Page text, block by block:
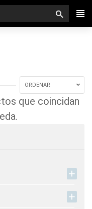
ORDENAR
que coincidan